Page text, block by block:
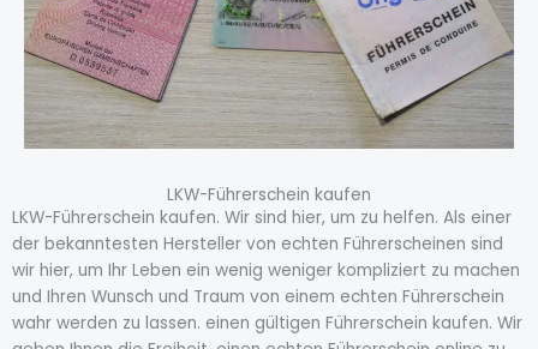
LKW-Führerschein kaufen
LKW-Führerschein kaufen. Wir sind hier, um zu helfen. Als einer
der bekanntesten Hersteller von echten Führerscheinen sind
wir hier, um Ihr Leben ein wenig weniger kompliziert zu machen
und Ihren Wunsch und Traum von einem echten Führerschein
wahr werden zu lassen. einen gültigen Führerschein kaufen. Wir